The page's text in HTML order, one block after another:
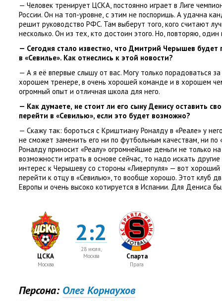
— Человек тренирует ЦСКА, постоянно играет в Лиге
России. Он на топ-уровне, с этим не поспоришь. А удачна
решит руководство РФС. Там выберут того, кого считают
несколько. Он из тех, кто достоин этого. Но, повторяю, один
— Сегодня стало известно, что Дмитрий Черышев будет
в «Севилье». Как отнеслись к этой новости?
— А я её впервые слышу от вас. Могу только порадоваться
хорошем тренере, в очень хорошей команде и в хорошем
огромный опыт и отличная школа для него.
— Как думаете, не стоит ли его сыну Денису оставить
перейти в «Севилью», если это будет возможно?
— Скажу так: бороться с Криштиану Роналду в «Реале» у
не сможет заменить его ни по футбольным качествам, ни по
Роналду приносит «Реалу» огромнейшие деньги не только
возможности играть в основе сейчас, то надо искать
интерес к Черышеву со стороны «Ливерпуля» — вот хороший
перейти к отцу в «Севилью», то вообще хорошо. Этот клуб
Европы и очень высоко котируется в Испании. Для Дениса
ЦСКА
Москва
2:2
28 июля,
Москва
Спарта
Прага
Персона: Олег Корнаухов